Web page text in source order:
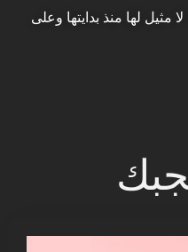
مثيل لها منذ بدايتها وعلى